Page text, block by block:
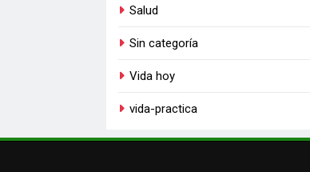
Salud
Sin categoría
Vida hoy
vida-practica